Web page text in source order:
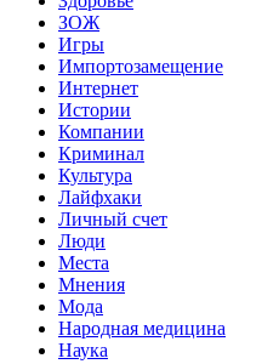
ЗОЖ
Игры
Импортозамещение
Интернет
Истории
Компании
Криминал
Культура
Лайфхаки
Личный счет
Люди
Места
Мнения
Мода
Народная медицина
Наука